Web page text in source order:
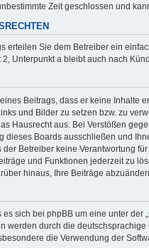
Zeit geschlossen und
erteilen Sie dem Betreiber ein
2, Unterpunkt a bleibt auch nach
Beitrags, dass er keine Inhalte
und Bilder zu setzen bzw. zu
Hausrecht aus. Bei Verstößen
dieses Boards ausschließen und
Betreiber keine Verantwortung
und Funktionen jederzeit zu
hinaus, Ihre Beiträge
sich bei phpBB um eine unter der „
werden durch die
die Verwendung der